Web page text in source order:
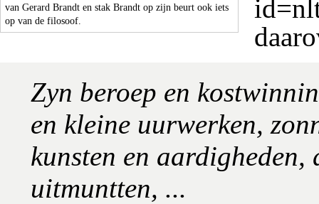
van Gerard Brandt en stak Brandt op zijn beurt ook iets
op van de filosoof.
Zyn beroep en
en kleine uurwerken,
kunsten en aardigheden,
uitmuntten, ...